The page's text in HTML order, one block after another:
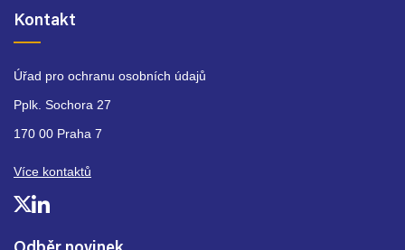
Kontakt
Úřad pro ochranu osobních údajů
Pplk. Sochora 27
170 00 Praha 7
Více kontaktů